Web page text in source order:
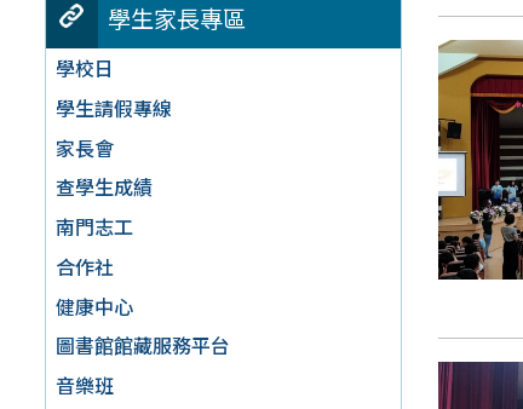
學生家長專區
學校日
學生請假專線
家長會
查學生成績
南門志工
合作社
健康中心
圖書館館藏服務平台
音樂班